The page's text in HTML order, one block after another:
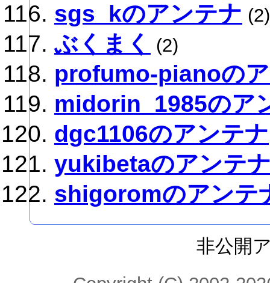
sgs_kのアンテナ (2)
ぶくまく (2)
profumo-pianoの
midorin_1985のア
dgc1106のアンテナ
yukibetaのアンテ
shigoromのアンテ
非公開